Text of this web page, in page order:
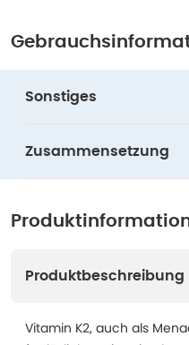
Sonstiges
Zusammensetzung
Produktbeschreibung
Vitamin K2, auch als